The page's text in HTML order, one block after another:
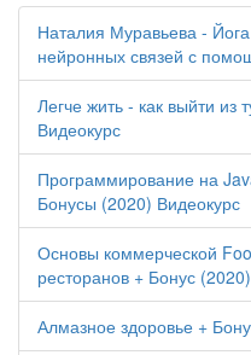
Наталия Муравьева -
нейронных связей с
Легче жить - как выйти из
Видеокурс
Программирование на
Бонусы (2020) Видеокурс
Основы коммерческой
ресторанов + Бонус
Алмазное здоровье +